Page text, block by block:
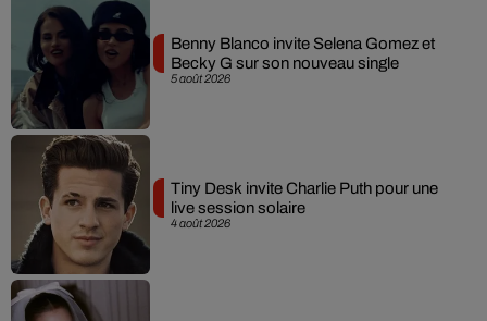
5 août 2026
Benny Blanco invite Selena Gomez et
Becky G sur son nouveau single
4 août 2026
Tiny Desk invite Charlie Puth pour une
live session solaire